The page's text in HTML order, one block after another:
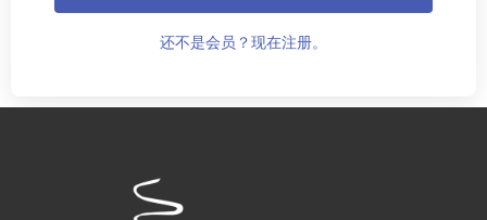
还不是会员？现在注册。